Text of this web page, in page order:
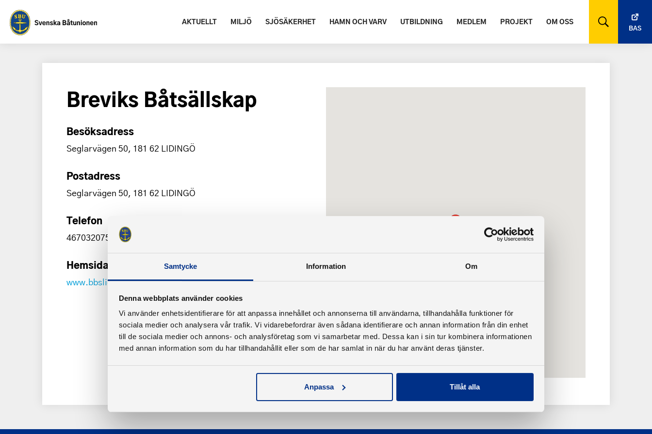
Samtycke Information Om
Denna webbplats använder cookies
Vi använder enhetsidentifierare för att anpassa innehållet och annonserna till användarna, tillhandahålla funktioner för
sociala medier och analysera vår trafik. Vi vidarebefordrar även sådana identifierare och annan information från din enhet
till de sociala medier och annons- och analysföretag som vi samarbetar med. Dessa kan i sin tur kombinera informationen
med annan information som du har tillhandahållit eller som de har samlat in när du har använt deras tjänster.
Anpassa Tillåt alla
AKTUELLT MILJÖ SJÖSÄKERHET HAMN OCH VARV UTBILDNING MEDLEM PROJEKT OM OSS
BAS
Breviks Båtsällskap
Besöksadress
Seglarvägen 50, 181 62 LIDINGÖ
Postadress
Seglarvägen 50, 181 62 LIDINGÖ
Telefon
46703207571
Hemsida
www.bbslidingo.se